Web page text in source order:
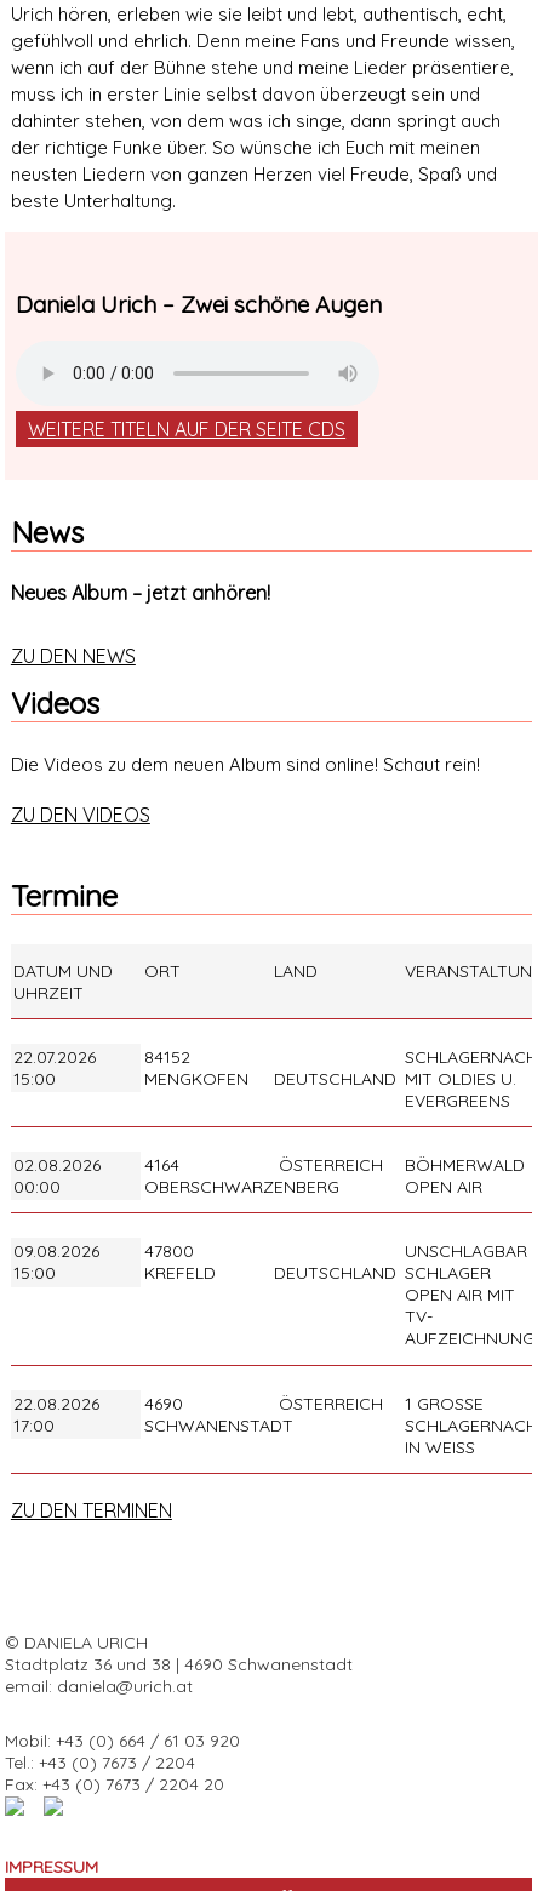
Urich hören, erleben wie sie leibt und lebt, authentisch, echt,
gefühlvoll und ehrlich. Denn meine Fans und Freunde wissen,
wenn ich auf der Bühne stehe und meine Lieder präsentiere,
muss ich in erster Linie selbst davon überzeugt sein und
dahinter stehen, von dem was ich singe, dann springt auch
der richtige Funke über. So wünsche ich Euch mit meinen
neusten Liedern von ganzen Herzen viel Freude, Spaß und
beste Unterhaltung.
Daniela Urich – Zwei schöne Augen
WEITERE TITELN AUF DER SEITE CDS
News
Neues Album – jetzt anhören!
ZU DEN NEWS
Videos
Die Videos zu dem neuen Album sind online! Schaut rein!
ZU DEN VIDEOS
Termine
DATUM UND
UHRZEIT
ORT LAND VERANSTALTUNG
22.07.2026
15:00
84152
MENGKOFEN
DEUTSCHLAND MIT OLDIES U.
EVERGREENS
02.08.2026
00:00
4164
OBERSCHWARZENBERG
ÖSTERREICH
BÖHMERWALD
OPEN AIR
09.08.2026
15:00
47800
KREFELD
DEUTSCHLAND
UNSCHLAGBAR
SCHLAGER
OPEN AIR MIT
TV-
AUFZEICHNUNG
22.08.2026
17:00
4690
SCHWANENSTADT
ÖSTERREICH
1 GROSSE S
N WEISS
ZU DEN TERMINEN
© DANIELA URICH
Stadtplatz 36 und 38 | 4690 Schwanenstadt
email: daniela@urich.at
Mobil: +43 (0) 664 / 61 03 920
Tel.: +43 (0) 7673 / 2204
Fax: +43 (0) 7673 / 2204 20
IMPRESSUM